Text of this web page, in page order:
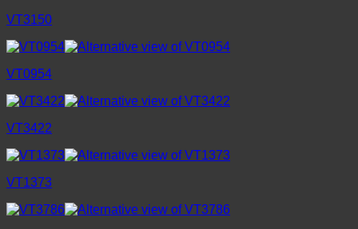
VT3150
VT0954
VT3422
VT1373